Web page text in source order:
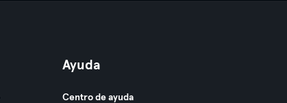
Ayuda
Centro de ayuda